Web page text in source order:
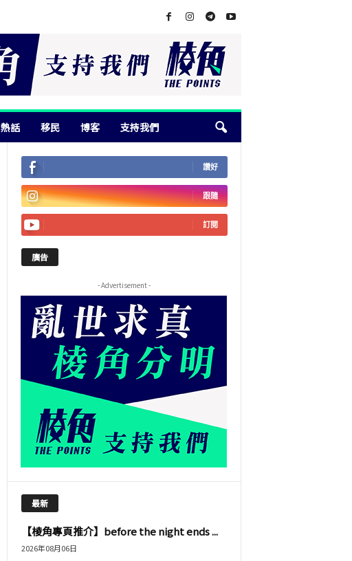
熱話 移民 博客 支持我們
讚好
跟隨
訂閱
廣告
- Advertisement -
最新
【棱角專頁推介】before the night ends ...
2026年08月06日